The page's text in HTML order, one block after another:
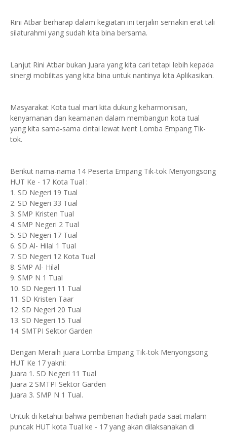
Rini Atbar berharap dalam kegiatan ini terjalin semakin erat tali
silaturahmi yang sudah kita bina bersama.
Lanjut Rini Atbar bukan Juara yang kita cari tetapi lebih kepada
sinergi mobilitas yang kita bina untuk nantinya kita Aplikasikan.
Masyarakat Kota tual mari kita dukung keharmonisan,
kenyamanan dan keamanan dalam membangun kota tual
yang kita sama-sama cintai lewat ivent Lomba Empang Tik-
tok.
Berikut nama-nama 14 Peserta Empang Tik-tok Menyongsong
HUT Ke - 17 Kota Tual :
1. SD Negeri 19 Tual
2. SD Negeri 33 Tual
3. SMP Kristen Tual
4. SMP Negeri 2 Tual
5. SD Negeri 17 Tual
6. SD Al- Hilal 1 Tual
7. SD Negeri 12 Kota Tual
8. SMP Al- Hilal
9. SMP N 1 Tual
10. SD Negeri 11 Tual
11. SD Kristen Taar
12. SD Negeri 20 Tual
13. SD Negeri 15 Tual
14. SMTPI Sektor Garden
Dengan Meraih juara Lomba Empang Tik-tok Menyongsong
HUT Ke 17 yakni:
Juara 1. SD Negeri 11 Tual
Juara 2 SMTPI Sektor Garden
Juara 3. SMP N 1 Tual.
Untuk di ketahui bahwa pemberian hadiah pada saat malam
puncak HUT kota Tual ke - 17 yang akan dilaksanakan di